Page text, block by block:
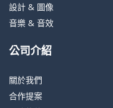
設計 & 圖像
音樂 & 音效
公司介紹
關於我們
合作提案